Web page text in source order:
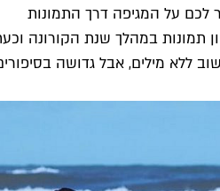
לכם על המגיפה דרך התמונות
ללא מילים, אבל גדושה